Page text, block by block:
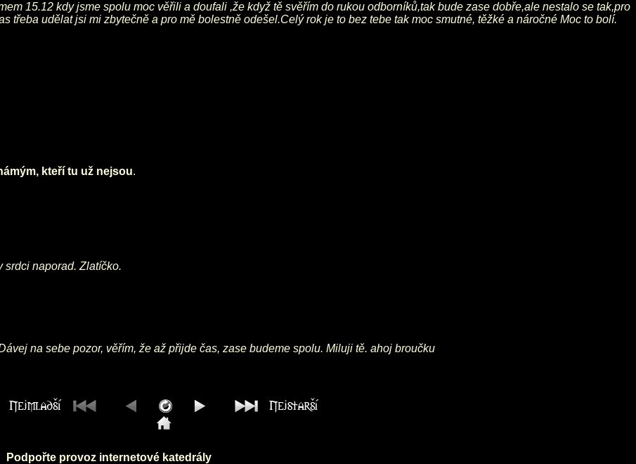
15.12 kdy jsme spolu moc věřili a doufali ,že když tě svěřím do rukou odborníků,tak bude zase dobře,ale nestalo se tak,pro
třeba udělat jsi mi zbytečně a pro mě bolestně odešel.Celý rok je to bez tebe tak moc smutné, těžké a náročné Moc to bolí.
kteří tu už nejsou.
srdci naporad. Zlatíčko.
na sebe pozor, věřím, že až přijde čas, zase budeme spolu. Miluji tě. ahoj broučku
Podpořte provoz internetové katedrály